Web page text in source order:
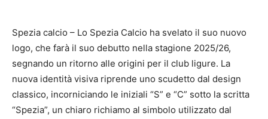
Spezia calcio – Lo Spezia Calcio ha svelato il suo nuovo
logo, che farà il suo debutto nella stagione 2025/26,
segnando un ritorno alle origini per il club ligure. La
nuova identità visiva riprende uno scudetto dal design
classico, incorniciando le iniziali “S” e “C” sotto la scritta
“Spezia”, un chiaro richiamo al simbolo utilizzato dal